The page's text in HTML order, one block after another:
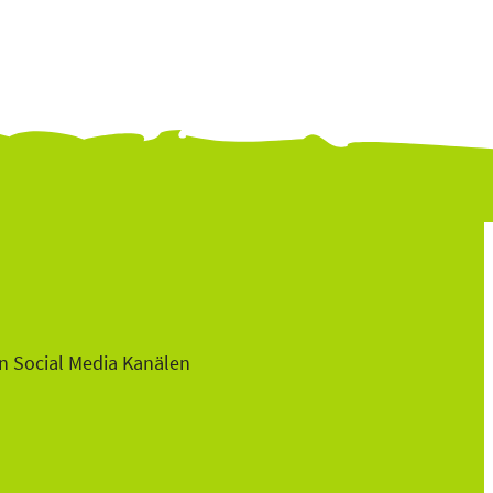
Social Media Kanälen